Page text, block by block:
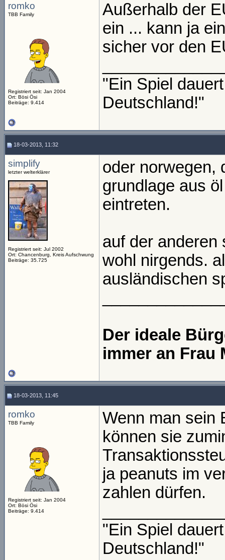
romko
TBB Family
Registriert seit: Jan 2004
Ort: Bösi Ösi
Beiträge: 9.414
Außerhalb der
ein ... kann ja
sicher vor den
"Ein Spiel
Deutschland!"
18-03-2013, 11:32
simplify
letzter welterklärer
Registriert seit: Jul 2002
Ort: Chancenburg, Kreis Aufschwung
Beiträge: 35.725
oder norwegen,
grundlage aus
eintreten.
auf der anderen
wohl nirgends.
ausländischen
Der ideale
immer an Frau
18-03-2013, 11:45
romko
TBB Family
Registriert seit: Jan 2004
Ort: Bösi Ösi
Beiträge: 9.414
Wenn man sein
können sie
ja peanuts im
zahlen dürfen.
"Ein Spiel
Deutschland!"